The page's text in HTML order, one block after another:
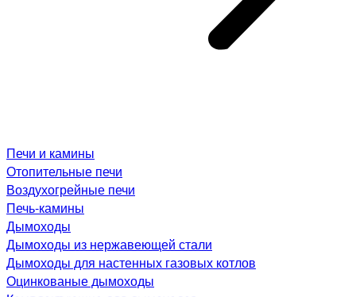
Печи и камины
Отопительные печи
Воздухогрейные печи
Печь-камины
Дымоходы
Дымоходы из нержавеющей стали
Дымоходы для настенных газовых котлов
Оцинкованые дымоходы